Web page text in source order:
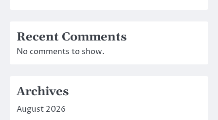
Recent Comments
No comments to show.
Archives
August 2026